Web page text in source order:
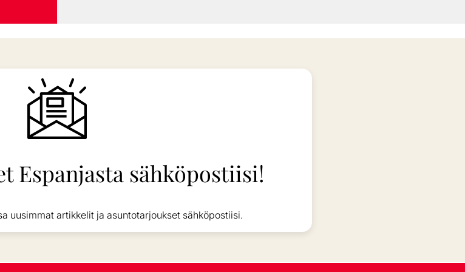
Espanjasta sähköpostiisi!
uusimmat artikkelit ja asuntotarjoukset sähköpostiisi.